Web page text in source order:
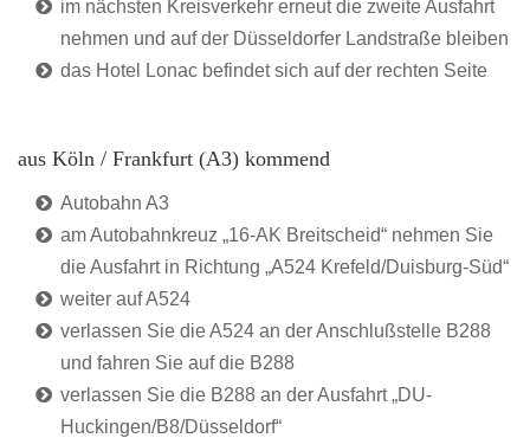
im nächsten Kreisverkehr erneut die zweite Ausfahrt
nehmen und auf der Düsseldorfer Landstraße bleiben
das Hotel Lonac befindet sich auf der rechten Seite
aus Köln / Frankfurt (A3) kommend
Autobahn A3
am Autobahnkreuz „16-AK Breitscheid“ nehmen Sie
die Ausfahrt in Richtung „A524 Krefeld/Duisburg-Süd“
weiter auf A524
verlassen Sie die A524 an der Anschlußstelle B288
und fahren Sie auf die B288
verlassen Sie die B288 an der Ausfahrt „DU-
Huckingen/B8/Düsseldorf“